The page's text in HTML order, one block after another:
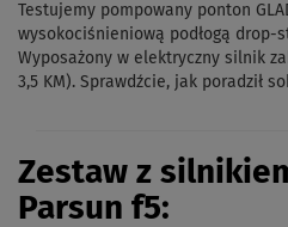
Testujemy pompowany ponton
wysokociśnieniową podłogą drop-
Wyposażony w elektryczny silnik
3,5 KM). Sprawdźcie, jak poradził
Zestaw z
Parsun f5: